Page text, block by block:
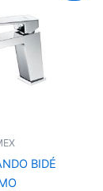
BIDÉ
€.
es:
65,39 €.